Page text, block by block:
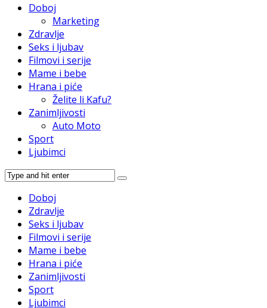
Doboj
Marketing
Zdravlje
Seks i ljubav
Filmovi i serije
Mame i bebe
Hrana i piće
Želite li Kafu?
Zanimljivosti
Auto Moto
Sport
Ljubimci
Doboj
Zdravlje
Seks i ljubav
Filmovi i serije
Mame i bebe
Hrana i piće
Zanimljivosti
Sport
Ljubimci